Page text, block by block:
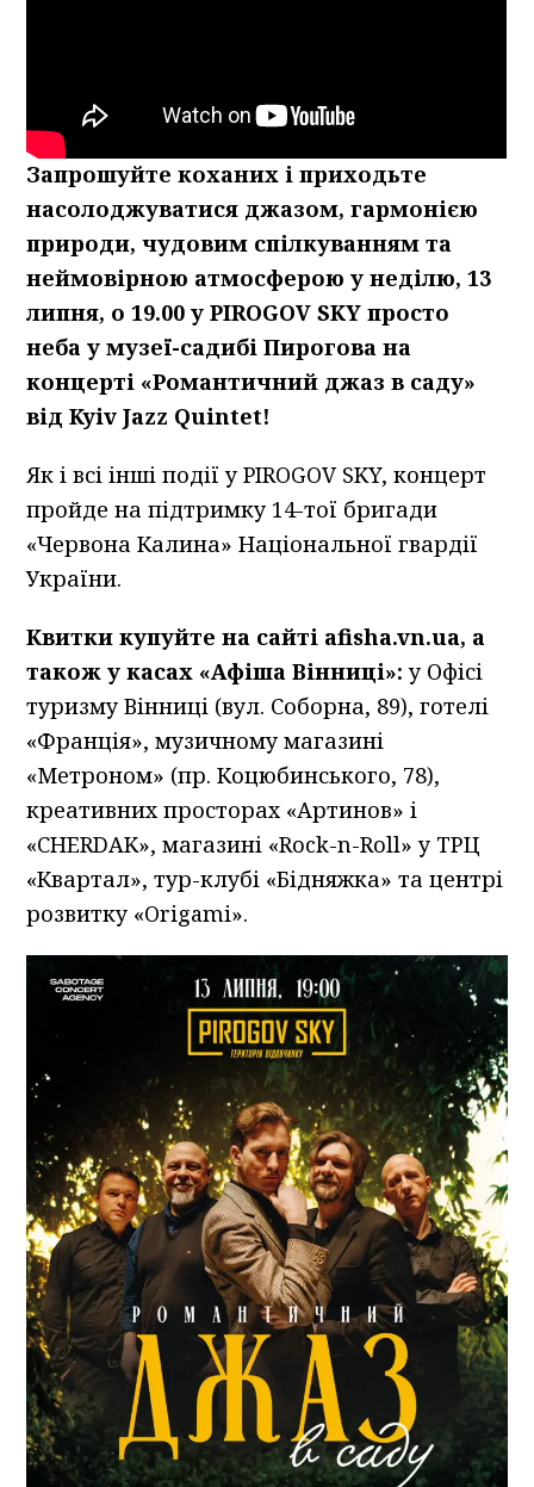
Запрошуйте коханих і приходьте
насолоджуватися джазом, гармонією
природи, чудовим спілкуванням та
неймовірною атмосфероюу неділю, 13
липня, о 19.00 у PIROGOV SKY просто
неба у музеї-садибі Пирогова на
концерті «Романтичний джаз в саду»
відKyiv Jazz Quintet!
Як і всі інші події у PIROGOV SKY, концерт
пройде на підтримку 14-тої бригади
«Червона Калина» Національної гвардії
України.
Квитки купуйте на сайті afisha.vn.ua, а
також у касах «Афіша Вінниці»: у Офісі
туризму Вінниці (вул. Соборна, 89), готелі
«Франція», музичному магазині
«Метроном» (пр. Коцюбинського, 78),
креативних просторах «Артинов» і
«CHERDAK», магазині «Rock-n-Roll» у ТРЦ
«Квартал», тур-клубі «Бідняжка» та центрі
розвитку «Origami».